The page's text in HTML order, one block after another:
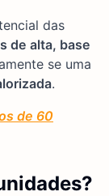
das
de alta, base
se uma
.
de 60